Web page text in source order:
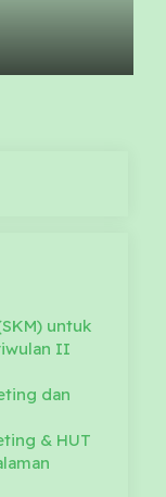
untuk
II
dan
& HUT